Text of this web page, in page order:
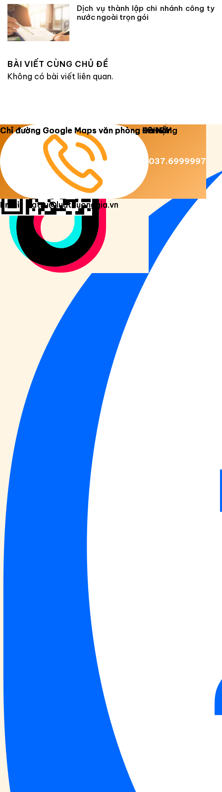
Dịch vụ thành lập chi nhánh công ty
nước ngoài trọn gói
BÀI VIẾT CÙNG CHỦ ĐỀ
Không có bài viết liên quan.
Copyright 2026 © Luật Dương Gia